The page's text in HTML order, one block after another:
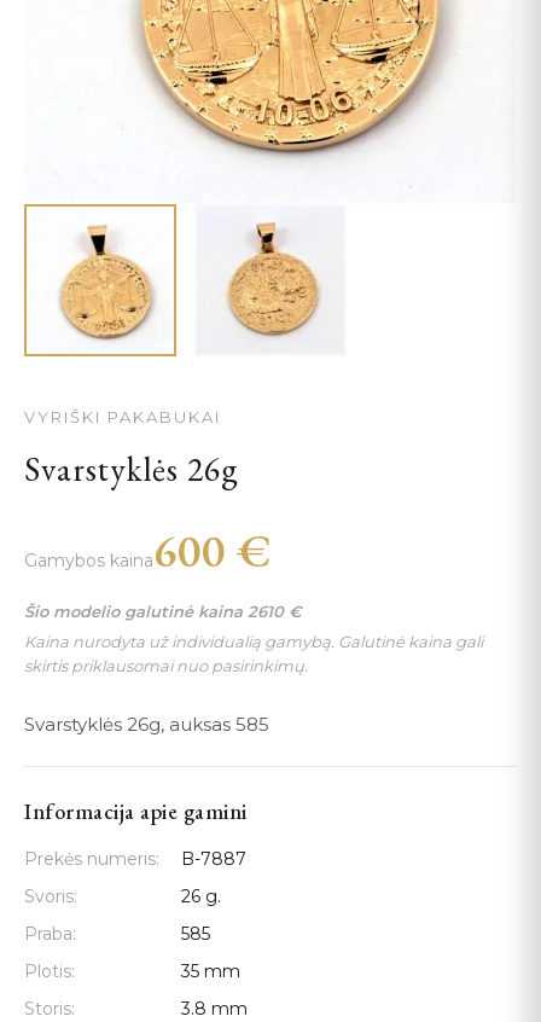
VYRIŠKI PAKABUKAI
Svarstyklės 26g
Gamybos kaina600 €
Šio modelio galutinė kaina 2610 €
Kaina nurodyta už individualią gamybą. Galutinė kaina gali
skirtis priklausomai nuo pasirinkimų.
Svarstyklės 26g, auksas 585
Informacija apie gamini
Prekės numeris:
B-7887
Svoris:
26 g.
Praba:
585
Plotis:
35 mm
Storis:
3.8 mm